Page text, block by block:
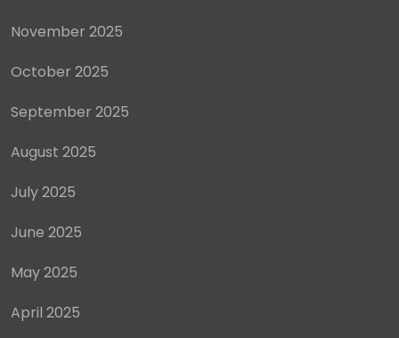
July 2025
June 2025
May 2025
April 2025
March 2025
February 2025
January 2025
December 2024